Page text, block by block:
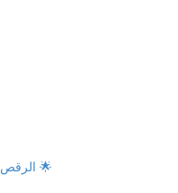
الرقص للرياضة | الورك (للمتقدمين) 🌟